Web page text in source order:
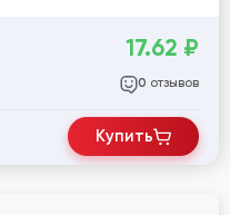
17.62 ₽
0 отзывов
Купить